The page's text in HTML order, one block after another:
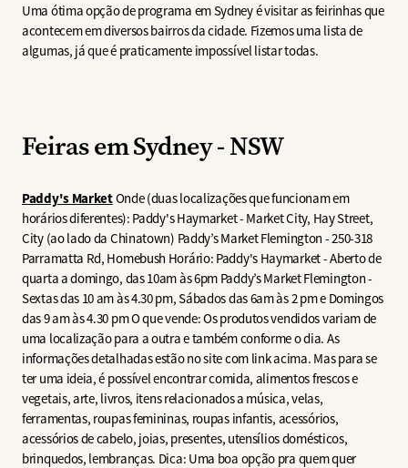
Uma ótima opção de programa em Sydney é visitar as feirinhas que
acontecem em diversos bairros da cidade. Fizemos uma lista de
algumas, já que é praticamente impossível listar todas.
Feiras em Sydney - NSW
Paddy's MarketOnde (duas localizações que funcionam em
horários diferentes): Paddy's Haymarket - Market City, Hay Street,
City (ao lado da Chinatown) Paddy’s Market Flemington - 250-318
Parramatta Rd, Homebush Horário: Paddy's Haymarket - Aberto de
quarta a domingo, das 10am às 6pm Paddy’s Market Flemington -
Sextas das 10 am às 4.30 pm, Sábados das 6am às 2 pm e Domingos
das 9 am às 4.30 pm O que vende: Os produtos vendidos variam de
uma localização para a outra e também conforme o dia. As
informações detalhadas estão no site com link acima. Mas para se
ter uma ideia, é possível encontrar comida, alimentos frescos e
vegetais, arte, livros, itens relacionados a música, velas,
ferramentas, roupas femininas, roupas infantis, acessórios,
acessórios de cabelo, joias, presentes, utensílios domésticos,
brinquedos, lembranças. Dica: Uma boa opção pra quem quer